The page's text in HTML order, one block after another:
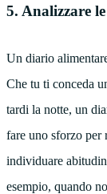
5. Analizzare
Un diario
Che tu ti conceda
tardi la notte, un
fare uno sforzo per
individuare
esempio, quando